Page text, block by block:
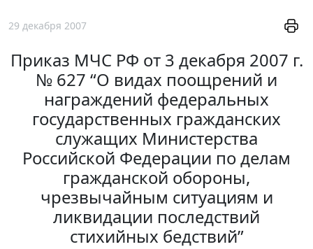
29 декабря 2007
Приказ МЧС РФ от 3 декабря 2007 г.
№ 627 “О видах поощрений и
награждений федеральных
государственных гражданских
служащих Министерства
Российской Федерации по делам
гражданской обороны,
чрезвычайным ситуациям и
ликвидации последствий
стихийных бедствий”